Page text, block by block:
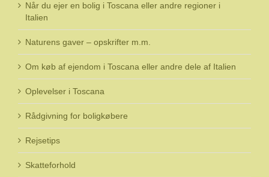
Når du ejer en bolig i Toscana eller andre regioner i
Italien
Naturens gaver – opskrifter m.m.
Om køb af ejendom i Toscana eller andre dele af Italien
Oplevelser i Toscana
Rådgivning for boligkøbere
Rejsetips
Skatteforhold